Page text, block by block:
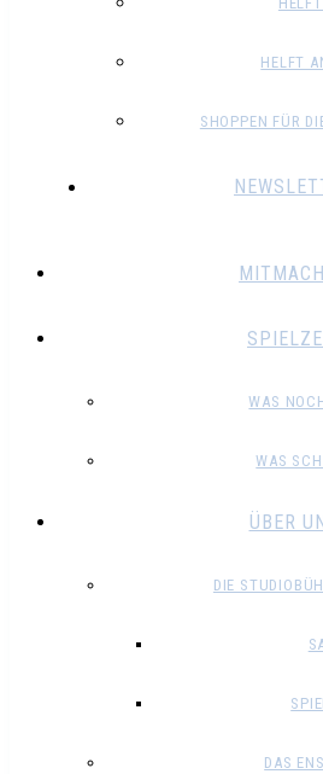
HELFT
SHOPPEN FÜR
WAS
WAS
ÜBER
DIE
DAS